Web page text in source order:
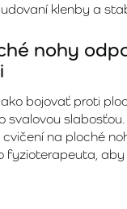
klenby a
nohy
ako bojovať proti
svalovou
na ploché
fyzioterapeuta,